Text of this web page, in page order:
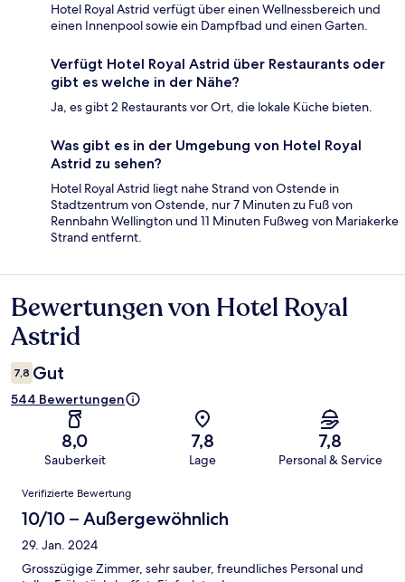
Hotel Royal Astrid verfügt über einen Wellnessbereich und
einen Innenpool sowie ein Dampfbad und einen Garten.
Verfügt Hotel Royal Astrid über Restaurants oder
gibt es welche in der Nähe?
Ja, es gibt 2 Restaurants vor Ort, die lokale Küche bieten.
Was gibt es in der Umgebung von Hotel Royal
Astrid zu sehen?
Hotel Royal Astrid liegt nahe Strand von Ostende in
Stadtzentrum von Ostende, nur 7 Minuten zu Fuß von
Rennbahn Wellington und 11 Minuten Fußweg von Mariakerke
Strand entfernt.
Bewertungen
Bewertungen von Hotel Royal
Astrid
7,8 Gut
544 Bewertungen
8,0
Sauberkeit
7,8
Lage
7,8
Personal & Service
Bewertungen
Verifizierte Bewertung
10/10 – Außergewöhnlich
29. Jan. 2024
Grosszügige Zimmer, sehr sauber, freundliches Personal und